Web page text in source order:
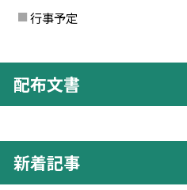
行事予定
配布文書
新着記事